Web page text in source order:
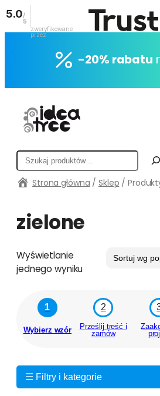
Przejdź
-20% rabatu
S
z
u
j
Strona główna / Sklep /
zielone
Wyświetlanie
jednego wyniku
1
Wybierz wzór
2
Prześlij treść i
zamów
☰ Filtry i kategorie
5.0/
5
zweryfikowane
przez